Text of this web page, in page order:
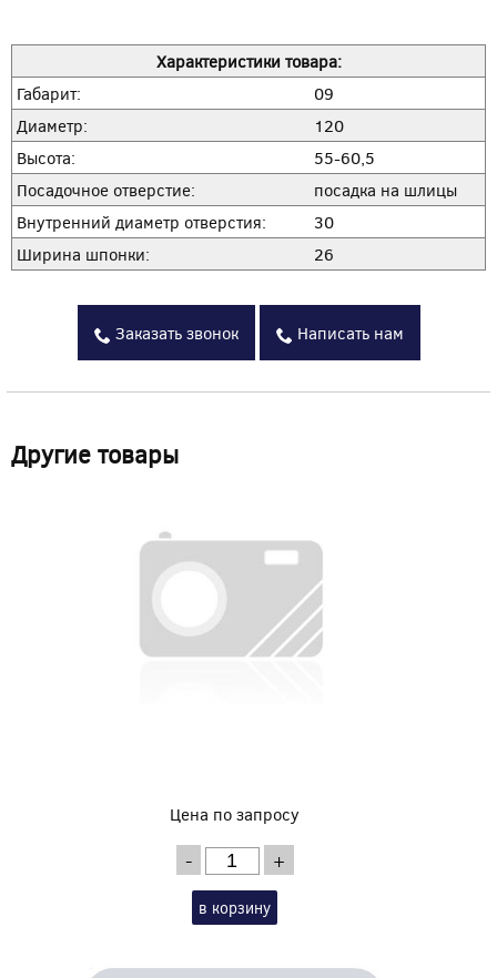
Характеристики товара:
Габарит:
09
Диаметр:
120
Высота:
55-60,5
Посадочное отверстие:
посадка на шлицы
Внутренний диаметр отверстия:
30
Ширина шпонки:
26
Заказать звонок Написать нам
Другие товары
Цена по запросу
- +
в корзину